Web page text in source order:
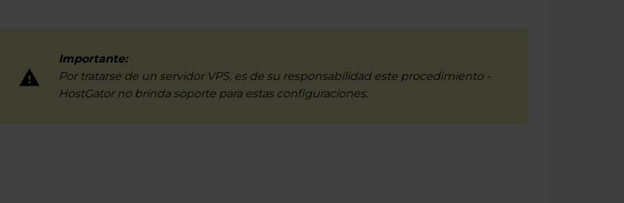
Importante:
Por tratarse de un servidor VPS, es de su responsabilidad este procedimiento -
HostGator no brinda soporte para estas configuraciones.